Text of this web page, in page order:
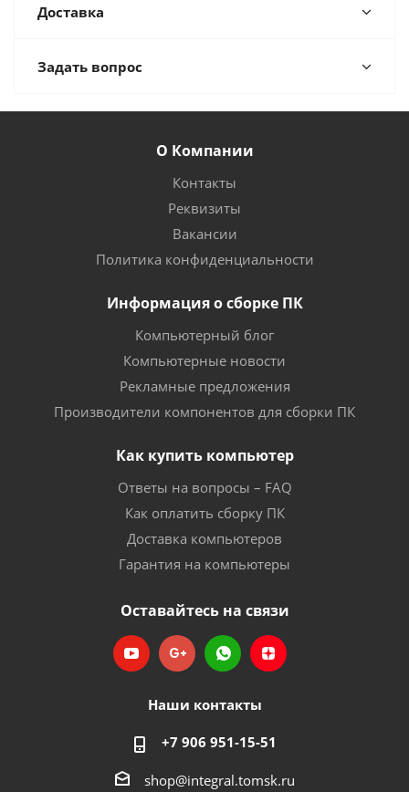
Доставка
Задать вопрос
О Компании
Контакты
Реквизиты
Вакансии
Политика конфиденциальности
Информация о сборке ПК
Компьютерный блог
Компьютерные новости
Рекламные предложения
Производители компонентов для сборки ПК
Как купить компьютер
Ответы на вопросы – FAQ
Как оплатить сборку ПК
Доставка компьютеров
Гарантия на компьютеры
Оставайтесь на связи
Наши контакты
+7 906 951-15-51
shop@integral.tomsk.ru